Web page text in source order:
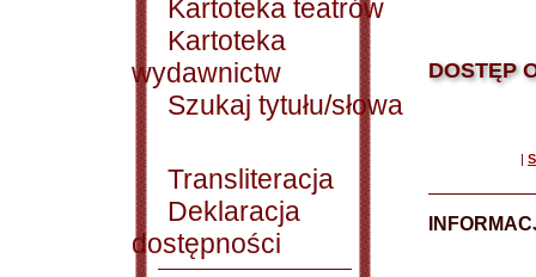
Kartoteka teatrów
Kartoteka
wydawnictw
Szukaj tytułu/słowa
Transliteracja
Deklaracja
dostępności
DOSTĘP
|